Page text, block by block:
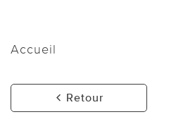
Accueil
Retour